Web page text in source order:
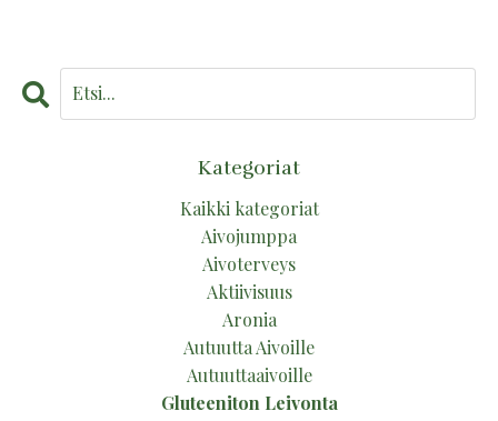
Kategoriat
Kaikki kategoriat
Aivojumppa
Aivoterveys
Aktiivisuus
Aronia
Autuutta Aivoille
Autuuttaaivoille
Gluteeniton Leivonta